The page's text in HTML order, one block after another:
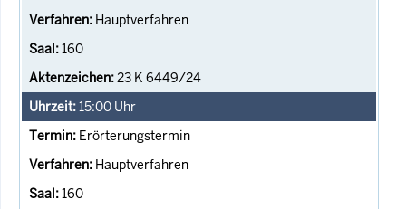
Hauptverfahren
160
23 K 6449/24
15:00 Uhr
Erörterungstermin
Hauptverfahren
160